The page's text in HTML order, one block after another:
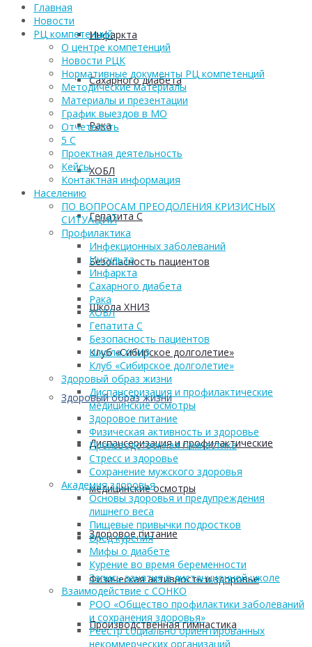
Инфаркта
Сахарного диабета
Рака
ХОБЛ
Гепатита С
Безопасность пациентов
Школа ХНИЗ
Клуб «Сибирское долголетие»
Здоровый образ жизни
Диспансеризация и профилактические
медицинские осмотры
Здоровое питание
Физическая активность и здоровье
Производственная гимнастика
Главная
Новости
РЦ компетенций
О центре компетенций
Новости РЦК
Нормативные документы РЦ компетенций
Методические материалы
Материалы и презентации
График выездов в МО
Отчетность
5 С
Проектная деятельность
Кейсы
Контактная информация
Населению
ПО ВОПРОСАМ ПРЕОДОЛЕНИЯ КРИЗИСНЫХ
СИТУАЦИЙ
Профилактика
Инфекционных заболеваний
Инсульта
Инфаркта
Сахарного диабета
Рака
ХОБЛ
Гепатита С
Безопасность пациентов
Школа ХНИЗ
Клуб «Сибирское долголетие»
Здоровый образ жизни
Диспансеризация и профилактические
медицинские осмотры
Здоровое питание
Физическая активность и здоровье
Производственная гимнастика
Стресс и здоровье
Сохранение мужского здоровья
Академия здоровья
Основы здоровья и предупреждения
лишнего веса
Пищевые привычки подростков
Вред курения
Мифы о диабете
Курение во время беременности
Запись занятия в дистанционной школе
Взаимодействие с СОНКО
РОО «Общество профилактики заболеваний
и сохранения здоровья»
Реестр социально ориентированных
некоммерческих организаций